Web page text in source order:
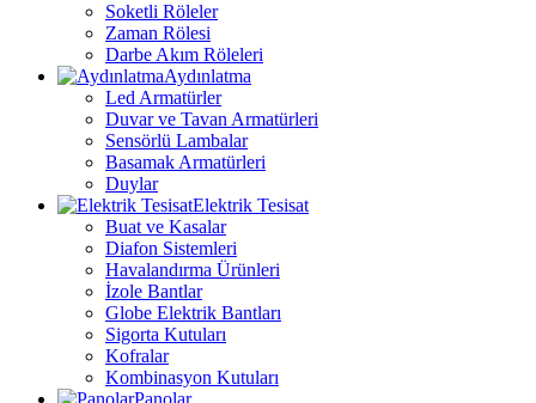
Soketli Röleler
Zaman Rölesi
Darbe Akım Röleleri
Aydınlatma
Led Armatürler
Duvar ve Tavan Armatürleri
Sensörlü Lambalar
Basamak Armatürleri
Duylar
Elektrik Tesisat
Buat ve Kasalar
Diafon Sistemleri
Havalandırma Ürünleri
İzole Bantlar
Globe Elektrik Bantları
Sigorta Kutuları
Kofralar
Kombinasyon Kutuları
Panolar